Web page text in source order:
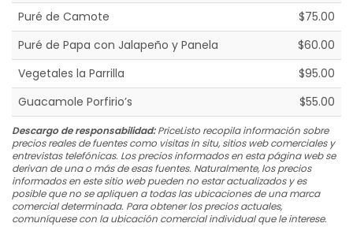
Puré de Camote
$75.00
Puré de Papa con Jalapeño y Panela
$60.00
Vegetales la Parrilla
$95.00
Guacamole Porfirio’s
$55.00
Descargo de responsabilidad:PriceListo recopila información sobre
precios reales de fuentes como visitas in situ, sitios web comerciales y
entrevistas telefónicas. Los precios informados en esta página web se
derivan de una o más de esas fuentes. Naturalmente, los precios
informados en este sitio web pueden no estar actualizados y es
posible que no se apliquen a todas las ubicaciones de una marca
comercial determinada. Para obtener los precios actuales,
comuníquese con la ubicación comercial individual que le interese.